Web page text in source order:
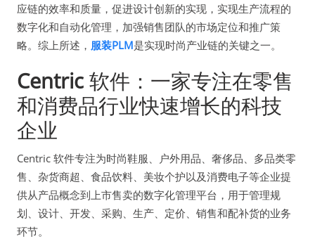
应链的效率和质量，促进设计创新的实现，实现生产流程的
数字化和自动化管理，加强销售团队的市场定位和推广策
略。综上所述， 服装PLM是实现时尚产业链的关键之一。
Centric 软件：一家专注在零售
和消费品行业快速增长的科技
企业
Centric 软件专注为时尚鞋服、户外用品、奢侈品、多品类零
售、杂货商超、食品饮料、美妆个护以及消费电子等企业提
供从产品概念到上市售卖的数字化管理平台，用于管理规
划、设计、开发、采购、生产、定价、销售和配补货的业务
环节。